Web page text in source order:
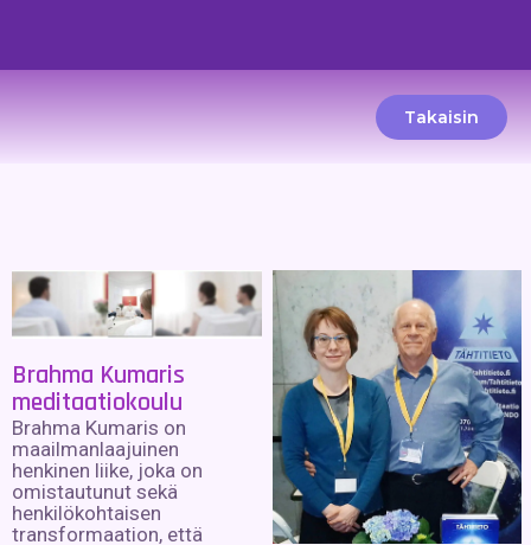
Takaisin
Brahma Kumaris
meditaatiokoulu
Brahma Kumaris on
maailmanlaajuinen
henkinen liike, joka on
omistautunut sekä
henkilökohtaisen
transformaation, että